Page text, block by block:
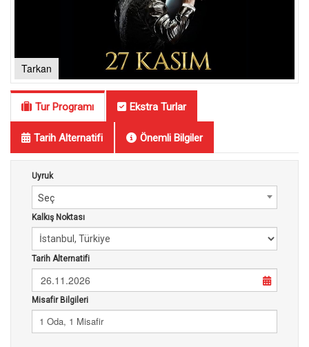
Tarkan
Tur Programı Ekstra Turlar
Tarih Alternatifi Önemli Bilgiler
Uyruk
Seç
Kalkış Noktası
Tarih Alternatifi
26.11.2026
Misafir Bilgileri
1 Oda, 1 Misafir